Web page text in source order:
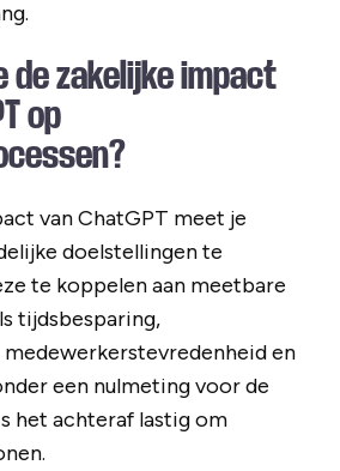
de zakelijke impact
op
van ChatGPT meet je
doelstellingen te
te koppelen aan meetbare
tijdsbesparing,
en
een nulmeting voor de
het achteraf lastig om